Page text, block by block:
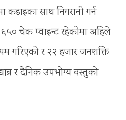
साथ निगरानी गर्न
चेक प्वाइन्ट रहेकोमा अहिले
गरिएको र २२ हजार जनशक्ति
र दैनिक उपभोग्य वस्तुको